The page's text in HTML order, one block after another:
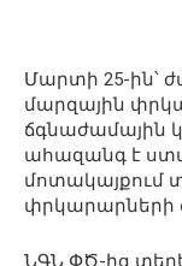
Մարտի 25-ին՝
մարզային
ճգնաժամային
ահազանգ է
մոտակայքում
փրկարարների
ՆԳՆ ՓԾ-ից